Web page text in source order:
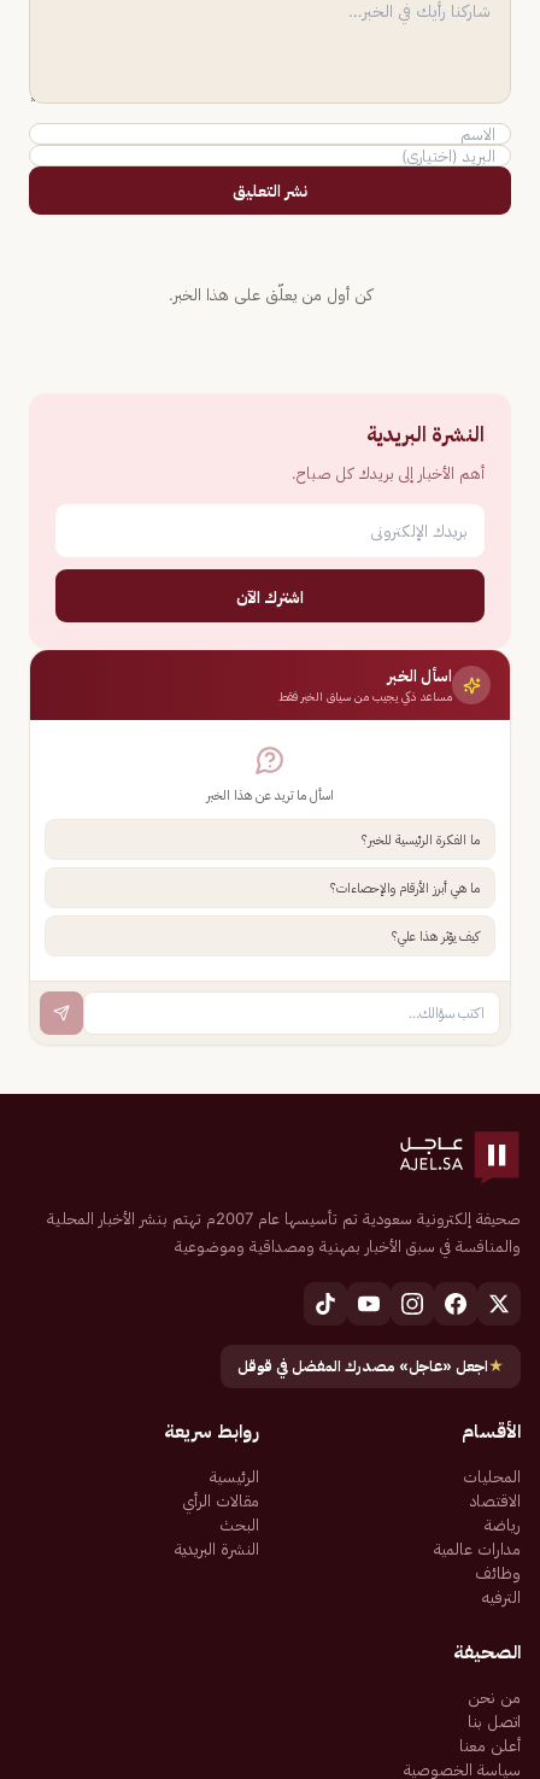
نشر التعليق
كن أول من يعلّق على هذا الخبر.
النشرة البريدية
أهم الأخبار إلى بريدك كل صباح.
اشترك الآن
اسأل الخبر
مساعد ذكي يجيب من سياق الخبر فقط
اسأل ما تريد عن هذا الخبر
ما الفكرة الرئيسية للخبر؟
ما هي أبرز الأرقام والإحصاءات؟
كيف يؤثر هذا علي؟
صحيفة إلكترونية سعودية تم تأسيسها عام 2007م تهتم بنشر الأخبار المحلية
والمنافسة في سبق الأخبار بمهنية ومصداقية وموضوعية
★اجعل «عاجل» مصدرك المفضل في قوقل
الأقسام
المحليات
الاقتصاد
رياضة
مدارات عالمية
وظائف
الترفيه
روابط سريعة
الرئيسية
مقالات الرأي
البحث
النشرة البريدية
الصحيفة
من نحن
اتصل بنا
أعلن معنا
سياسة الخصوصية